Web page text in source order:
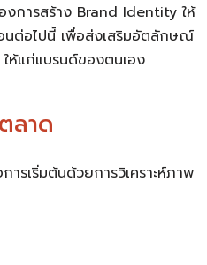
งการสร้าง Brand Identity ให้
นต่อไปนี้ เพื่อส่งเสริมอัตลักษณ์
ให้แก่แบรนด์ของตนเอง
ลาด
การเริ่มต้นด้วยการวิเคราะห์ภาพ